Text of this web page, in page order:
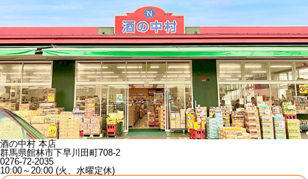
酒の中村 本店
群馬県館林市下早川田町708-2
0276-72-2035
10:00～20:00 (火、水曜定休)